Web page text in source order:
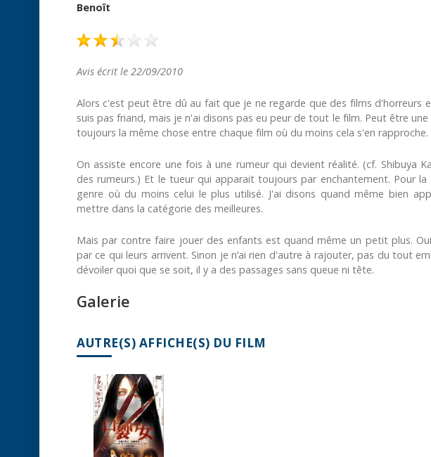
Benoît
Avis écrit le 22/09/2010
Alors c'est peut être dû au fait que je ne regarde que des films d'horreurs
suis pas friand, mais je n'ai disons pas eu peur de tout le film. Peut être
toujours la même chose entre chaque film où du moins cela s'en rapproche.
On assiste encore une fois à une rumeur qui devient réalité. (cf. Shibuya
des rumeurs.) Et le tueur qui apparait toujours par enchantement. Pour
genre où du moins celui le plus utilisé. J'ai disons quand même bien
mettre dans la catégorie des meilleures.
Mais par contre faire jouer des enfants est quand même un petit plus.
par ce qui leurs arrivent. Sinon je n’ai rien d'autre à rajouter, pas du tout
dévoiler quoi que se soit, il y a des passages sans queue ni tête.
Galerie
AUTRE(S) AFFICHE(S) DU FILM